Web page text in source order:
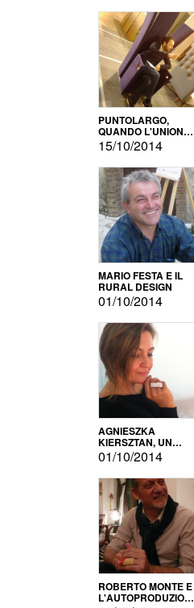
PUNTOLARGO,
QUANDO L'UNIONE
FA LA FORZA E
VINCE
15/10/2014
MARIO FESTA E IL
RURAL DESIGN
01/10/2014
AGNIESZKA
KIERSZTAN, UN
MODELLO DI
AUTOPRODUZIONE
01/10/2014
ROBERTO MONTE E
L'AUTOPRODUZIONE